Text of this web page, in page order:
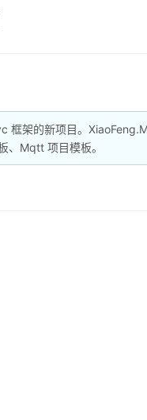
框架的新项目。
、Mqtt 项目模板。